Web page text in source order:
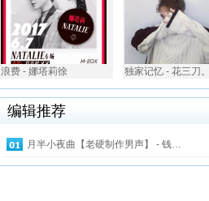
浪费 - 娜塔莉徐 独家记忆 - 花三刀。
编辑推荐
月半小夜曲【老硬制作男声】 - 钱…